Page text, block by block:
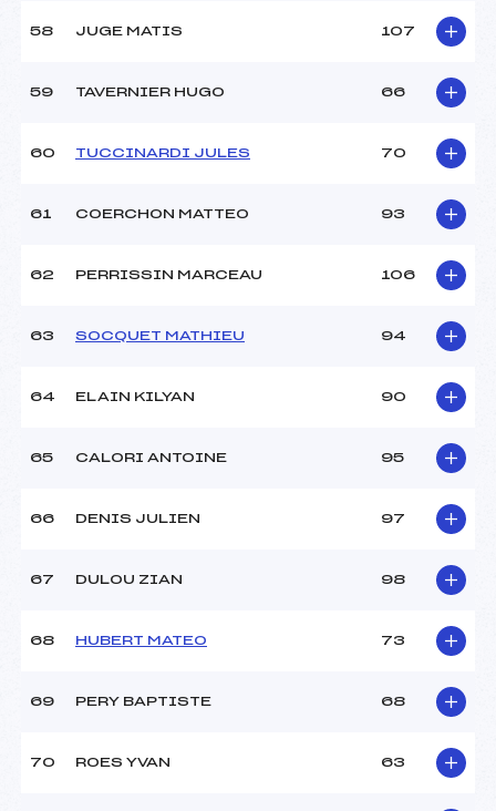
58 JUGE MATIS 107
59 TAVERNIER HUGO 66
60 TUCCINARDI JULES 70
61 COERCHON MATTEO 93
62 PERRISSIN MARCEAU 106
63 SOCQUET MATHIEU 94
64 ELAIN KILYAN 90
65 CALORI ANTOINE 95
66 DENIS JULIEN 97
67 DULOU ZIAN 98
68 HUBERT MATEO 73
69 PERY BAPTISTE 68
70 ROES YVAN 63